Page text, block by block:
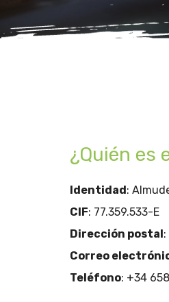
¿Quién es
Identidad:
CIF: 77.359.533-E
Dirección postal
Correo
Teléfono: +34